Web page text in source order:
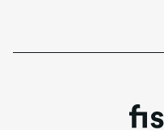
fiskaly.